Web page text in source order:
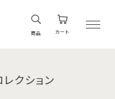
商品 カート
クション